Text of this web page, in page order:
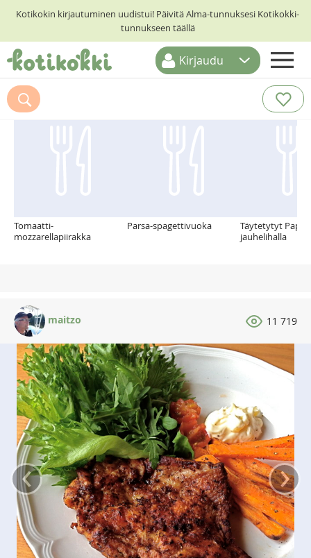
Kotikokin kirjautuminen uudistui! Päivitä Alma-tunnuksesi Kotikokki-
tunnukseen täällä
ETUSIVU
RESEPTIHAKU
Kirjaudu
Suosittelemme myös
Tomaatti-
mozzarellapiirakka
Parsa-spagettivuoka
Täytetytyt
jauhelihalla
maitzo 11 719
‹ ›